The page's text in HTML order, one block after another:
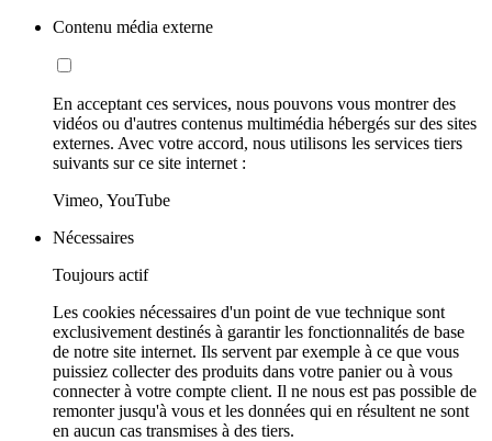
Contenu média externe
En acceptant ces services, nous pouvons vous montrer des
vidéos ou d'autres contenus multimédia hébergés sur des sites
externes. Avec votre accord, nous utilisons les services tiers
suivants sur ce site internet :
Vimeo, YouTube
Nécessaires
Toujours actif
Les cookies nécessaires d'un point de vue technique sont
exclusivement destinés à garantir les fonctionnalités de base
de notre site internet. Ils servent par exemple à ce que vous
puissiez collecter des produits dans votre panier ou à vous
connecter à votre compte client. Il ne nous est pas possible de
remonter jusqu'à vous et les données qui en résultent ne sont
en aucun cas transmises à des tiers.